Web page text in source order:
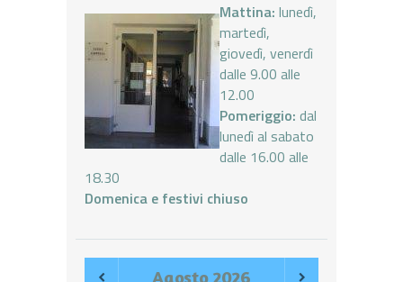
Mattina: lunedì,
martedì,
giovedì, venerdì
dalle 9.00 alle
12.00
Pomeriggio: dal
lunedì al sabato
dalle 16.00 alle
18.30
Domenica e festivi chiuso
Agosto2026